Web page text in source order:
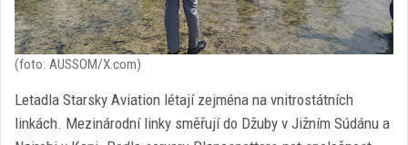
(foto: AUSSOM/X.com)
Letadla Starsky Aviation létají zejména na vnitrostátních
linkách. Mezinárodní linky směřují do Džuby v Jižním Súdánu a